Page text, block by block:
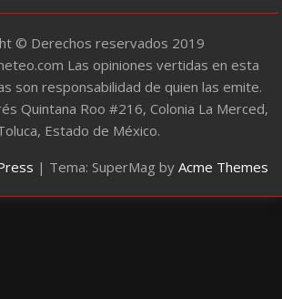
© Derechos reservados 2019
Las opiniones vertidas en esta
son responsabilidad de quien las emite.
Quintana Roo #216, Colonia La Merced,
Estado de México.
| Tema: SuperMag byAcme Themes